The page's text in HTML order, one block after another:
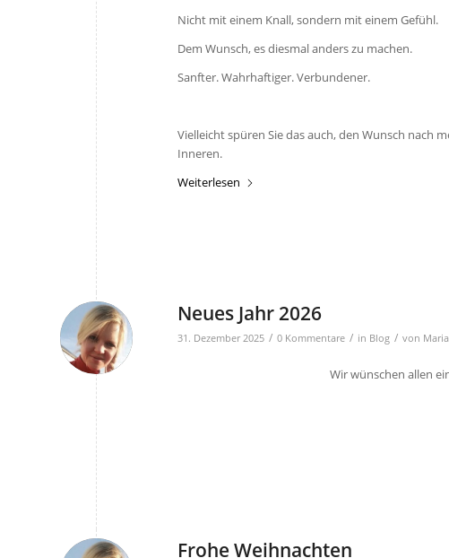
Nicht mit einem Knall, sondern mit einem Gefühl.
Dem Wunsch, es diesmal anders zu machen.
Sanfter. Wahrhaftiger. Verbundener.
Vielleicht spüren Sie das auch, den Wunsch nach
Inneren.
Weiterlesen
Neues Jahr 2026
31. Dezember 2025 / 0 Kommentare / in Blog / von
Wir wünschen allen
Frohe Weihnachten